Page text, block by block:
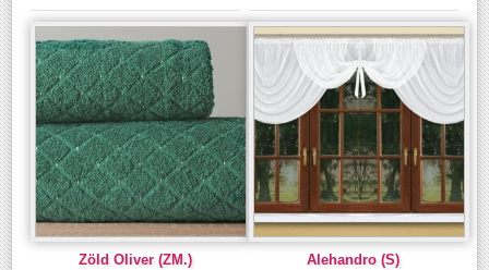
Zöld Oliver (ZM.) Alehandro (S)